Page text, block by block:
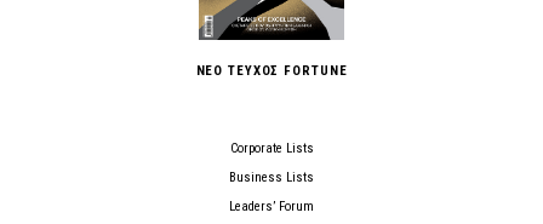
ΝΕΟ ΤΕΥΧΟΣ FORTUNE
Corporate Lists
Business Lists
Leaders’ Forum